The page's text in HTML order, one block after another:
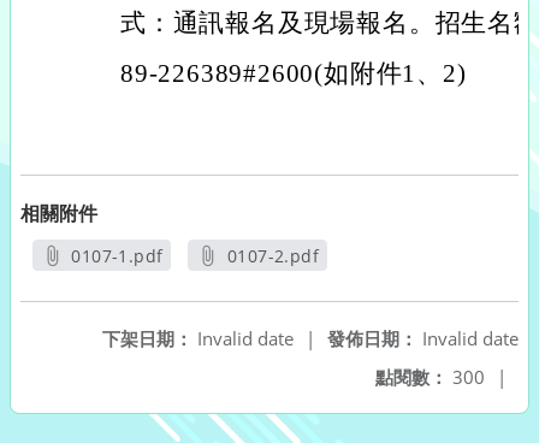
式：通訊報名及現場報名。招生名
89-226389#2600(如附件1、2)
相關附件
0107-1.pdf
0107-2.pdf
發佈日期： Invalid date
下架日期： Invalid date
|
點閱數： 300 |